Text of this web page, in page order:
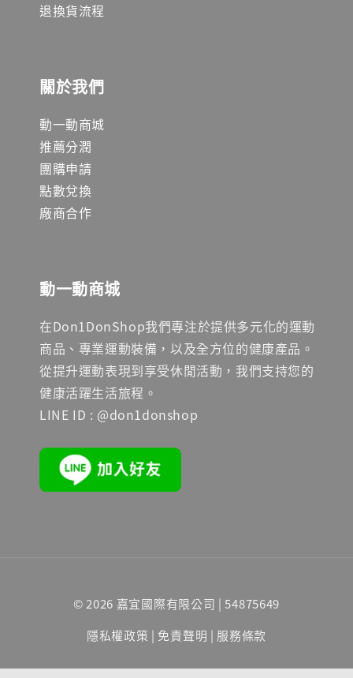
退換貨流程
關於我們
動一動商城
推薦分潤
團購申請
點數兌換
廠商合作
動一動商城
在Don1DonShop我們專注於提供多元化的運動
商品、專業運動裝備，以及全方位的健康產品。
從提升運動表現到享受休閒活動，我們支持您的
健康活躍生活旅程。
LINE ID : @don1donshop
© 2026 嘉宜國際有限公司 | 54875649
隱私權政策 | 免責聲明 | 服務條款